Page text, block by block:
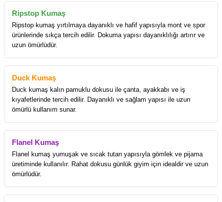
Ripstop Kumaş
Ripstop kumaş yırtılmaya dayanıklı ve hafif yapısıyla mont ve spor
ürünlerinde sıkça tercih edilir. Dokuma yapısı dayanıklılığı artırır ve
uzun ömürlüdür.
Duck Kumaş
Duck kumaş kalın pamuklu dokusu ile çanta, ayakkabı ve iş
kıyafetlerinde tercih edilir. Dayanıklı ve sağlam yapısı ile uzun
ömürlü kullanım sunar.
Flanel Kumaş
Flanel kumaş yumuşak ve sıcak tutan yapısıyla gömlek ve pijama
üretiminde kullanılır. Rahat dokusu günlük giyim için idealdir ve uzun
ömürlüdür.